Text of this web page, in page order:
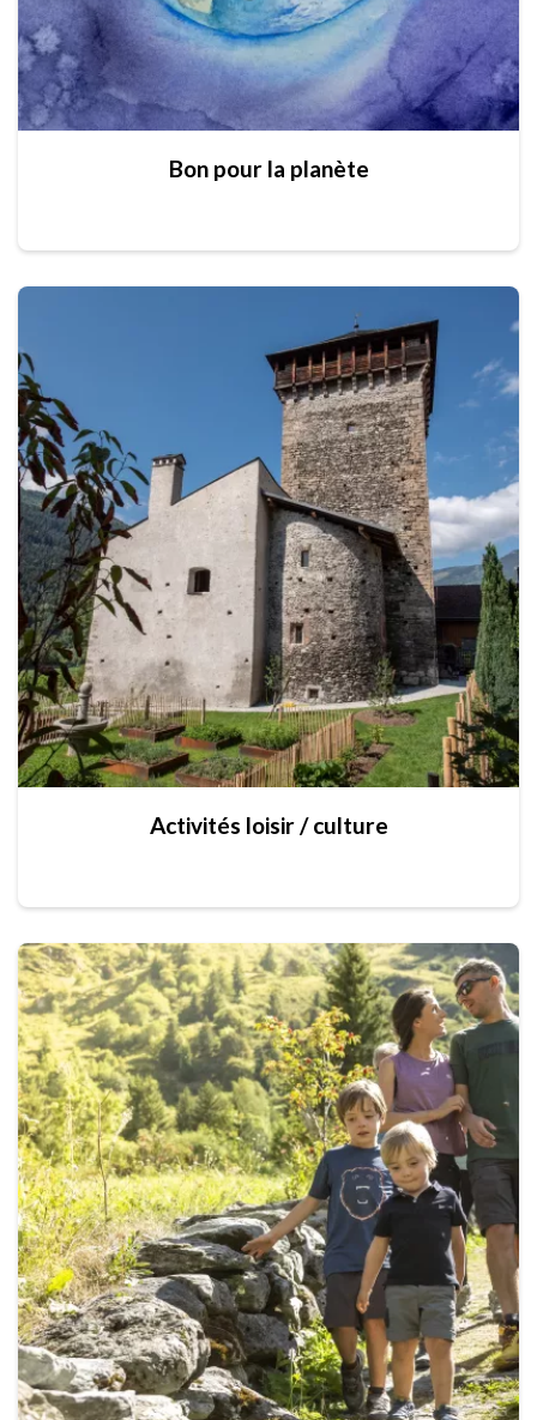
Bon pour la planète
Activités loisir / culture